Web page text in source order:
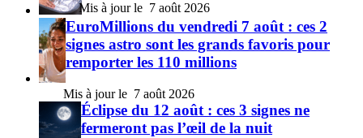
7 août 2026
EuroMillions du vendredi 7 août : ces 2
signes astro sont les grands favoris pour
remporter les 110 millions
7 août 2026
Éclipse du 12 août : ces 3 signes ne
fermeront pas l’œil de la nuit